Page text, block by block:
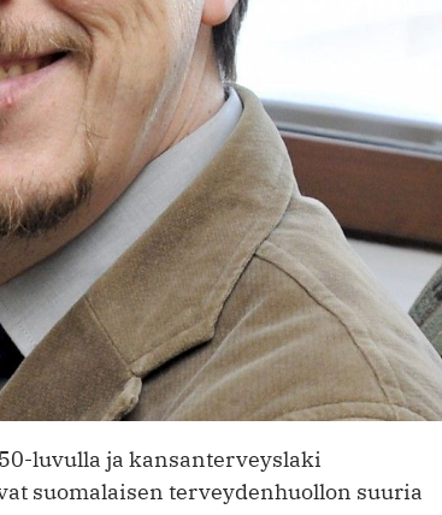
luvulla ja kansanterveyslaki
suomalaisen terveydenhuollon suuria